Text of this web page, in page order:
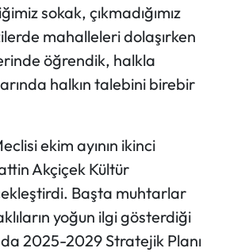
sokak, çıkmadığımız
mahalleleri dolaşırken
öğrendik, halkla
halkın talebini birebir
ekim ayının ikinci
Akçiçek Kültür
Başta muhtarlar
yoğun ilgi gösterdiği
2025-2029 Stratejik Planı